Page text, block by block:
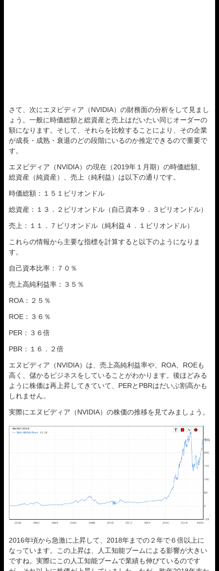
さて、次にエヌビディア（NVIDIA）の財務面の分析をして見まし
ょう。一般に時価総額と総資産と売上はだいたい同じオーダーの
額になります。そして、それらを比較することにより、その企業
が成長・成熟・衰退のどの段階にいるのか推定できるので重要で
す。
エヌビディア（NVIDIA）の現在（2019年１月期）の時価総額、
総資産（純資産）、売上（純利益）は以下の通りです。
時価総額：１５１ビリオンドル
総資産：１３．２ビリオンドル（自己資本９．３ビリオンドル）
売上：１１．７ビリオンドル（純利益４．１ビリオンドル）
これらの情報から主要な指標を計算すると以下のようになりま
す。
自己資本比率：７０％
売上高純利益率：３５％
ROA：２５％
ROE：３６％
PER：３６倍
PBR：１６．２倍
エヌビディア（NVIDIA）は、売上高純利益率や、ROA、ROEも
高く、儲かるビジネスをしていることがわかります。後ほどみる
ように株価は再上昇してきていて、PERとPBRはだいぶ割高かも
しれません。
実際にエヌビディア（NVIDIA）の株価の推移を見てみましょう。
2016年頃から急激に上昇して、2018年までの２年で６倍以上に
なっています。この上昇は、人工知能ブームによる影響が大きい
ですね。実際にこの人工知能ブームで業績も伸びているのです